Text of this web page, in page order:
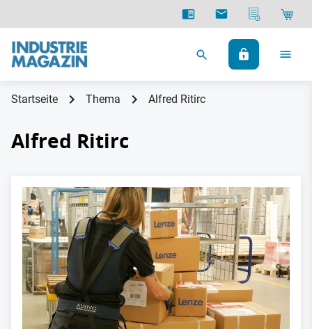
Startseite Thema Alfred Ritirc
Alfred Ritirc